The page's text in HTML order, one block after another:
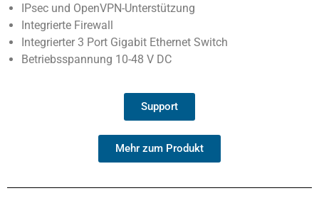
IPsec und OpenVPN-Unterstützung
Integrierte Firewall
Integrierter 3 Port Gigabit Ethernet Switch
Betriebsspannung 10-48 V DC
Support
Mehr zum Produkt